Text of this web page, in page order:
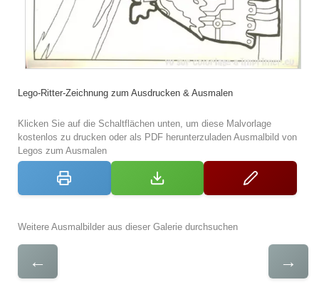
Lego-Ritter-Zeichnung zum Ausdrucken & Ausmalen
Klicken Sie auf die Schaltflächen unten, um diese Malvorlage
kostenlos zu drucken oder als PDF herunterzuladen Ausmalbild von
Legos zum Ausmalen
Weitere Ausmalbilder aus dieser Galerie durchsuchen
← →